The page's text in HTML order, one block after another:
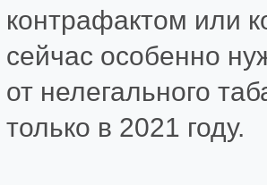
контрафактом или
сейчас особенно
от нелегального
только в 2021 году.